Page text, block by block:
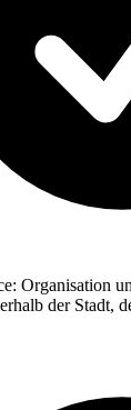
Organisation
der Stadt,